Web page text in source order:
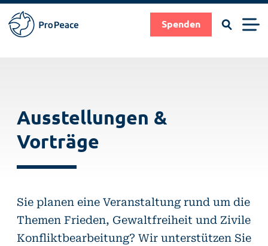
braucht
Fachleute
Spenden SuchenMenü
Ausstellungen &
Vorträge
Sie planen eine Veranstaltung rund um die
Themen Frieden, Gewaltfreiheit und Zivile
Konfliktbearbeitung? Wir unterstützen Sie